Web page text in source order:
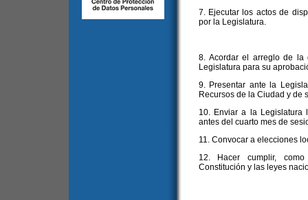
7. Ejecutar los actos de
por la Legislatura.
8. Acordar el arreglo de
Legislatura para su
9. Presentar ante la
Recursos de la Ciudad y de
10. Enviar a la Legislatura
antes del cuarto mes de
11. Convocar a elecciones
12. Hacer cumplir,
Constitución y las leyes